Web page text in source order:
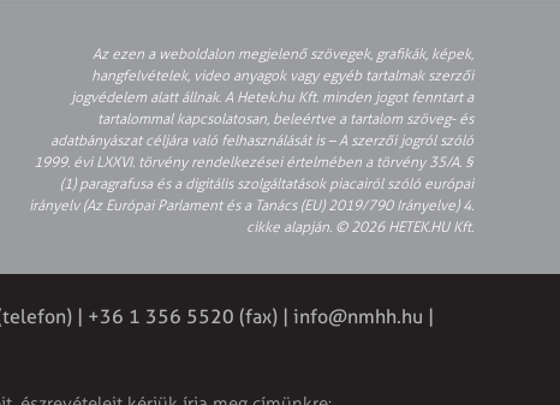
Az ezen a weboldalon megjelenő szövegek, grafikák, képek,
hangfelvételek, video anyagok vagy egyéb tartalmak szerzői
jogvédelem alatt állnak. A Hetek.hu Kft. minden jogot fenntart a
tartalommal kapcsolatosan, beleértve a tartalom szöveg- és
adatbányászat céljára való felhasználását is – A szerzői jogról szóló
1999. évi LXXVI. törvény rendelkezései értelmében a törvény 35/A. §
(1) paragrafusa és a digitális szolgáltatások piacairól szóló európai
irányelv (Az Európai Parlament és a Tanács (EU) 2019/790 Irányelve) 4.
cikke alapján. © 2026 HETEK.HU Kft.
| +36 1 356 5520 (fax) | info@nmhh.hu